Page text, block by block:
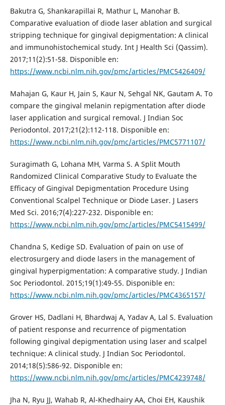
Bakutra G, Shankarapillai R, Mathur L, Manohar B.
Comparative evaluation of diode laser ablation and surgical
stripping technique for gingival depigmentation: A clinical
and immunohistochemical study. Int J Health Sci (Qassim).
2017;11(2):51-58. Disponible en:
https://www.ncbi.nlm.nih.gov/pmc/articles/PMC5426409/
Mahajan G, Kaur H, Jain S, Kaur N, Sehgal NK, Gautam A. To
compare the gingival melanin repigmentation after diode
laser application and surgical removal. J Indian Soc
Periodontol. 2017;21(2):112-118. Disponible en:
https://www.ncbi.nlm.nih.gov/pmc/articles/PMC5771107/
Suragimath G, Lohana MH, Varma S. A Split Mouth
Randomized Clinical Comparative Study to Evaluate the
Efficacy of Gingival Depigmentation Procedure Using
Conventional Scalpel Technique or Diode Laser. J Lasers
Med Sci. 2016;7(4):227-232. Disponible en:
https://www.ncbi.nlm.nih.gov/pmc/articles/PMC5415499/
Chandna S, Kedige SD. Evaluation of pain on use of
electrosurgery and diode lasers in the management of
gingival hyperpigmentation: A comparative study. J Indian
Soc Periodontol. 2015;19(1):49-55. Disponible en:
https://www.ncbi.nlm.nih.gov/pmc/articles/PMC4365157/
Grover HS, Dadlani H, Bhardwaj A, Yadav A, Lal S. Evaluation
of patient response and recurrence of pigmentation
following gingival depigmentation using laser and scalpel
technique: A clinical study. J Indian Soc Periodontol.
2014;18(5):586-92. Disponible en:
https://www.ncbi.nlm.nih.gov/pmc/articles/PMC4239748/
Jha N, Ryu JJ, Wahab R, Al-Khedhairy AA, Choi EH, Kaushik